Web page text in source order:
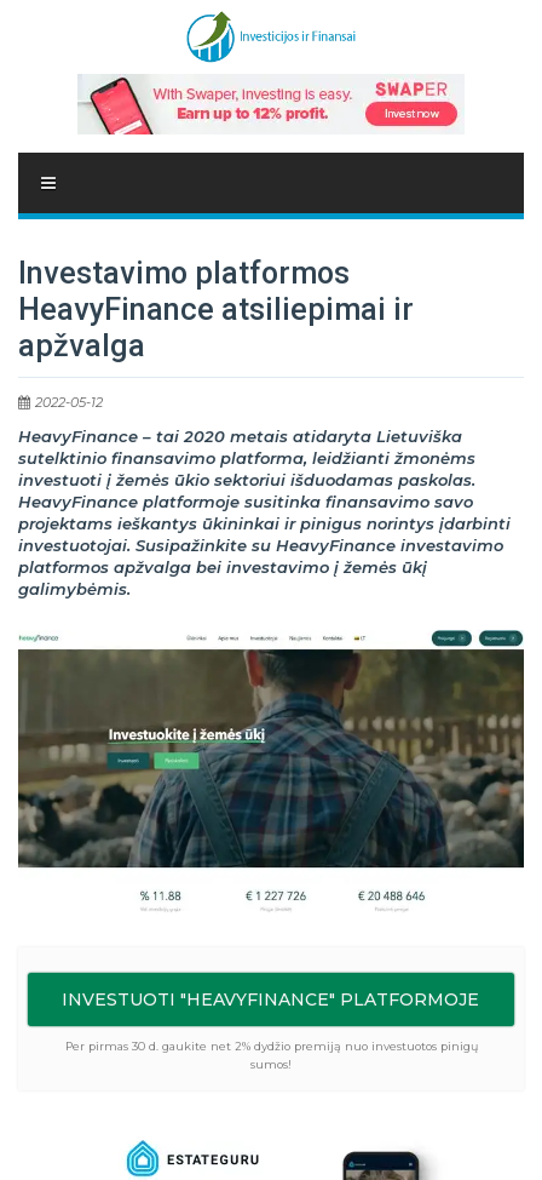
Investavimo platformos
HeavyFinance atsiliepimai ir
apžvalga
2022-05-12
HeavyFinance – tai 2020 metais atidaryta Lietuviška
sutelktinio finansavimo platforma, leidžianti žmonėms
investuoti į žemės ūkio sektoriui išduodamas paskolas.
HeavyFinance platformoje susitinka finansavimo savo
projektams ieškantys ūkininkai ir pinigus norintys įdarbinti
investuotojai. Susipažinkite su HeavyFinance investavimo
platformos apžvalga bei investavimo į žemės ūkį
galimybėmis.
INVESTUOTI "HEAVYFINANCE" PLATFORMOJE
Per pirmas 30 d. gaukite net 2% dydžio premiją nuo investuotos pinigų
sumos!